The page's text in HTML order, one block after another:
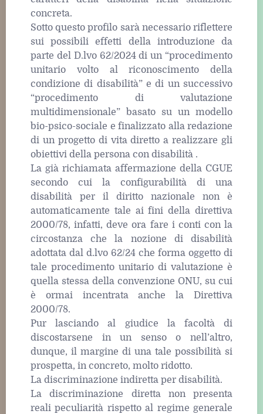
concreta.
Sotto questo profilo sarà necessario riflettere
sui possibili effetti della introduzione da
parte del D.lvo 62/2024 di un “procedimento
unitario volto al riconoscimento della
condizione di disabilità” e di un successivo
“procedimento di valutazione
multidimensionale” basato su un modello
bio-psico-sociale e finalizzato alla redazione
di un progetto di vita diretto a realizzare gli
obiettivi della persona con disabilità .
La già richiamata affermazione della CGUE
secondo cui la configurabilità di una
disabilità per il diritto nazionale non è
automaticamente tale ai fini della direttiva
2000/78, infatti, deve ora fare i conti con la
circostanza che la nozione di disabilità
adottata dal d.lvo 62/24 che forma oggetto di
tale procedimento unitario di valutazione è
quella stessa della convenzione ONU, su cui
è ormai incentrata anche la Direttiva
2000/78.
Pur lasciando al giudice la facoltà di
discostarsene in un senso o nell’altro,
dunque, il margine di una tale possibilità si
prospetta, in concreto, molto ridotto.
La discriminazione indiretta per disabilità.
La discriminazione diretta non presenta
reali peculiarità rispetto al regime generale